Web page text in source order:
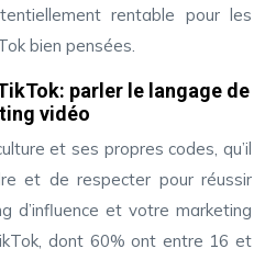
rentable pour les
bien pensées.
parler le langage de
vidéo
et ses propres codes, qu’il
et de respecter pour réussir
d’influence et votre marketing
dont 60% ont entre 16 et